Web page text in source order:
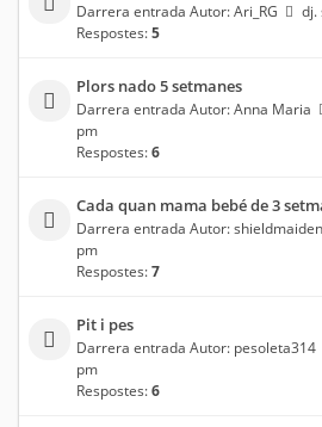
Darrera entrada Autor:Ari_RG
dj.
Respostes:5
Plors nado 5 setmanes
Darrera entrada Autor:Anna Maria
pm
Respostes:6
Cada quan mama bebé de 3
Darrera entrada Autor:shieldmaiden
pm
Respostes:7
Pit i pes
Darrera entrada Autor: pesoleta314
pm
Respostes:6